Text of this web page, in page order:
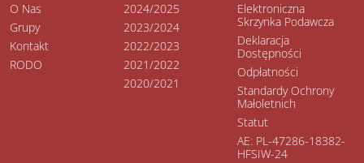
O Nas
Grupy
Kontakt
RODO
2024/2025
2023/2024
2022/2023
2021/2022
2020/2021
Elektroniczna
Skrzynka Podawcza
Deklaracja
Dostępności
Odpłatności
Standardy Ochrony
Małoletnich
Statut
AE: PL-47286-18382-
HFSIW-24